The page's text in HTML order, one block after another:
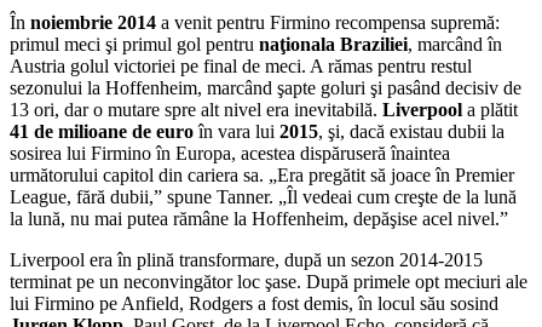
În noiembrie 2014 a venit pentru Firmino recompensa supremă:
primul meci şi primul gol pentru naţionala Braziliei, marcând în
Austria golul victoriei pe final de meci. A rămas pentru restul
sezonului la Hoffenheim, marcând şapte goluri şi pasând decisiv de
13 ori, dar o mutare spre alt nivel era inevitabilă. Liverpool a plătit
41 de milioane de euroîn vara lui 2015, şi, dacă existau dubii la
sosirea lui Firmino în Europa, acestea dispăruseră înaintea
următorului capitol din cariera sa. „Era pregătit să joace în Premier
League, fără dubii,” spune Tanner. „Îl vedeai cum creşte de la lună
la lună, nu mai putea rămâne la Hoffenheim, depăşise acel nivel.”
Liverpool era în plină transformare, după un sezon 2014-2015
terminat pe un neconvingător loc şase. După primele opt meciuri ale
lui Firmino pe Anfield, Rodgers a fost demis, în locul său sosind